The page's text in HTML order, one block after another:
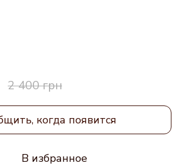
2 400 грн
когда появится
В избранное